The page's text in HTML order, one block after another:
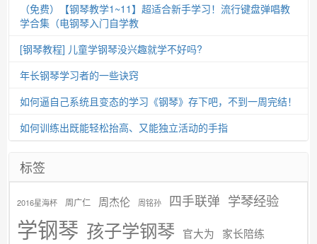
（免费）【钢琴教学1~11】超适合新手学习！流行键盘弹唱教
学合集（电钢琴入门自学教
[钢琴教程] 儿童学钢琴没兴趣就学不好吗?
年长钢琴学习者的一些诀窍
如何逼自己系统且变态的学习《钢琴》存下吧，不到一周完结！
如何训练出既能轻松抬高、又能独立活动的手指
标签
2016星海杯 周广仁 周杰伦 周铭孙 四手联弹 学琴经验
学钢琴 孩子学钢琴 官大为 家长陪练